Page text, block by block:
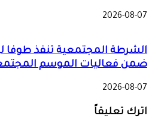
2026-08-07
الشرطة المجتمعية تنفذ طوفا
ضمن فعاليات الموسم
2026-08-07
اترك تعليقاً